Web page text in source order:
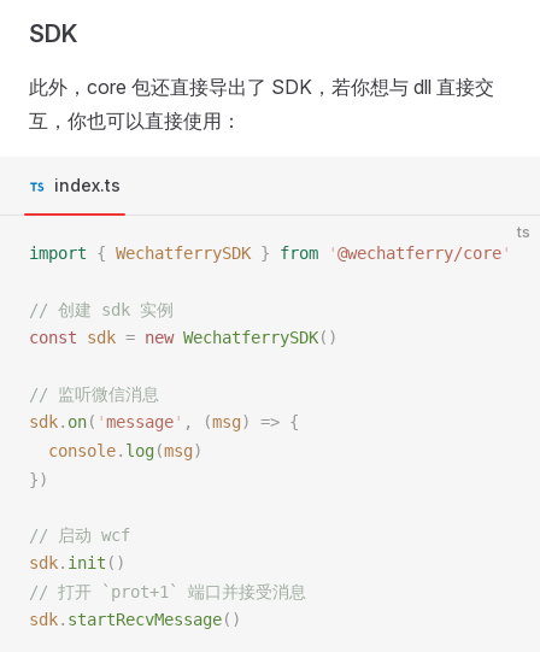
SDK
此外，core 包还直接导出了 SDK，若你想与 dll 直接交
互，你也可以直接使用：
index.ts
ts
import { WechatferrySDK } from '@wechatferry/core'
// 创建 sdk 实例
const sdk = new WechatferrySDK()
// 监听微信消息
sdk. on( 'message' , (msg) => {
console. log(msg)
})
// 启动 wcf
sdk. init ()
// 打开 `prot+1` 端口并接受消息
sdk. startRecvMessage()